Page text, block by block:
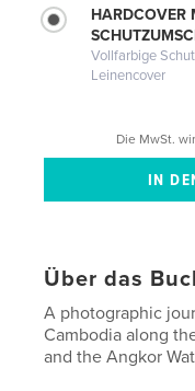
HARDCOVER
Vollfarbige
Leinencover
Die MwSt.
Über das
A photographic
Cambodia along
and the Angkor